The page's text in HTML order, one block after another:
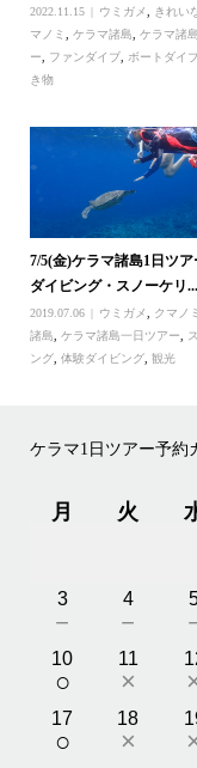
2022.11.15 ウミガメ きれい
マノミ
ケラマ諸島
ケラマ諸
ー
ファンダイブ, ボートダイ
き物
7/5(金)ケラマ諸島1日ツ
ダイビング・スノーケリ...
2019.07.06 ウミガメ クマノミ
諸島
ケラマ諸島一日ツアー
ング, 体験ダイビング, 観光
ケラマ1日ツアー予約
月 火
3
－
4
－
10
○
11
×
17
○
18
×